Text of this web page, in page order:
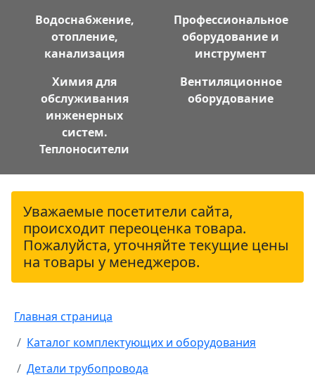
Водоснабжение,
отопление,
канализация
Профессиональное
оборудование и
инструмент
Химия для
обслуживания
инженерных
систем.
Теплоносители
Вентиляционное
оборудование
Уважаемые посетители сайта,
происходит переоценка товара.
Пожалуйста, уточняйте текущие цены
на товары у менеджеров.
Главная страница
Каталог комплектующих и оборудования
Детали трубопровода